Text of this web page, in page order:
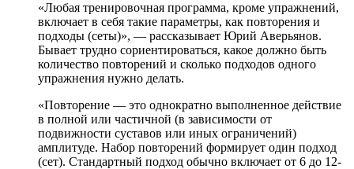
«Любая тренировочная программа, кроме упражнений,
включает в себя такие параметры, как повторения и
подходы (сеты)», — рассказывает Юрий Аверьянов.
Бывает трудно сориентироваться, какое должно быть
количество повторений и сколько подходов одного
упражнения нужно делать.
«Повторение — это однократно выполненное действие
в полной или частичной (в зависимости от
подвижности суставов или иных ограничений)
амплитуде. Набор повторений формирует один подход
(сет). Стандартный подход обычно включает от 6 до 12-